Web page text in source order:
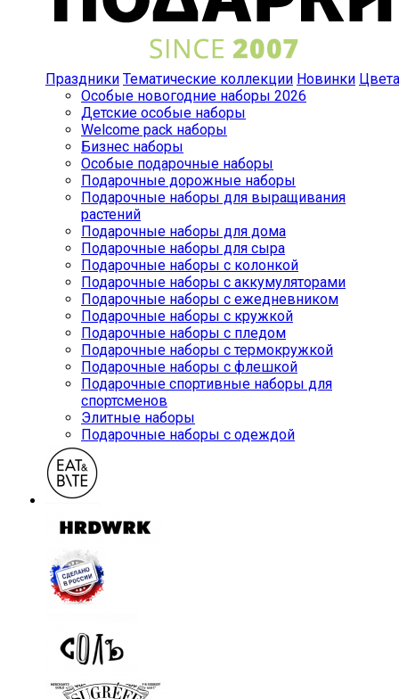
Праздники Тематические коллекции Новинки Цвета
Особые новогодние наборы 2026
Детские особые наборы
Welcome pack наборы
Бизнес наборы
Особые подарочные наборы
Подарочные дорожные наборы
Подарочные наборы для выращивания
растений
Подарочные наборы для дома
Подарочные наборы для сыра
Подарочные наборы с колонкой
Подарочные наборы с аккумуляторами
Подарочные наборы с ежедневником
Подарочные наборы с кружкой
Подарочные наборы с пледом
Подарочные наборы с термокружкой
Подарочные наборы с флешкой
Подарочные спортивные наборы для
спортсменов
Элитные наборы
Подарочные наборы с одеждой